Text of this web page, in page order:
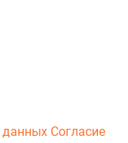
данных Согласие